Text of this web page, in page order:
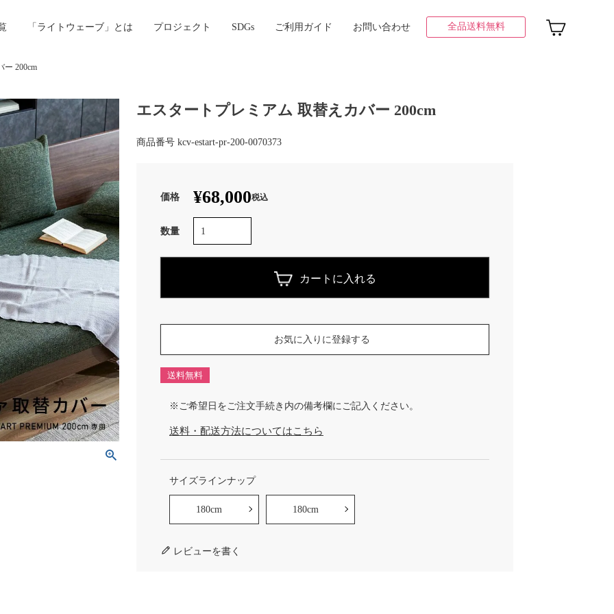
「ライトウェーブ」とは プロジェクト SDGs ご利用ガイド お問い合わせ 全品送料無料
ー 200cm
エスタートプレミアム 取替えカバー 200cm
商品番号 kcv-estart-pr-200-0070373
¥68,000税込
カートに入れる
お気に入りに登録する
送料無料
※ご希望日をご注文手続き内の備考欄にご記入ください。
送料・配送方法についてはこちら
サイズラインナップ
180cm 180cm
レビューを書く